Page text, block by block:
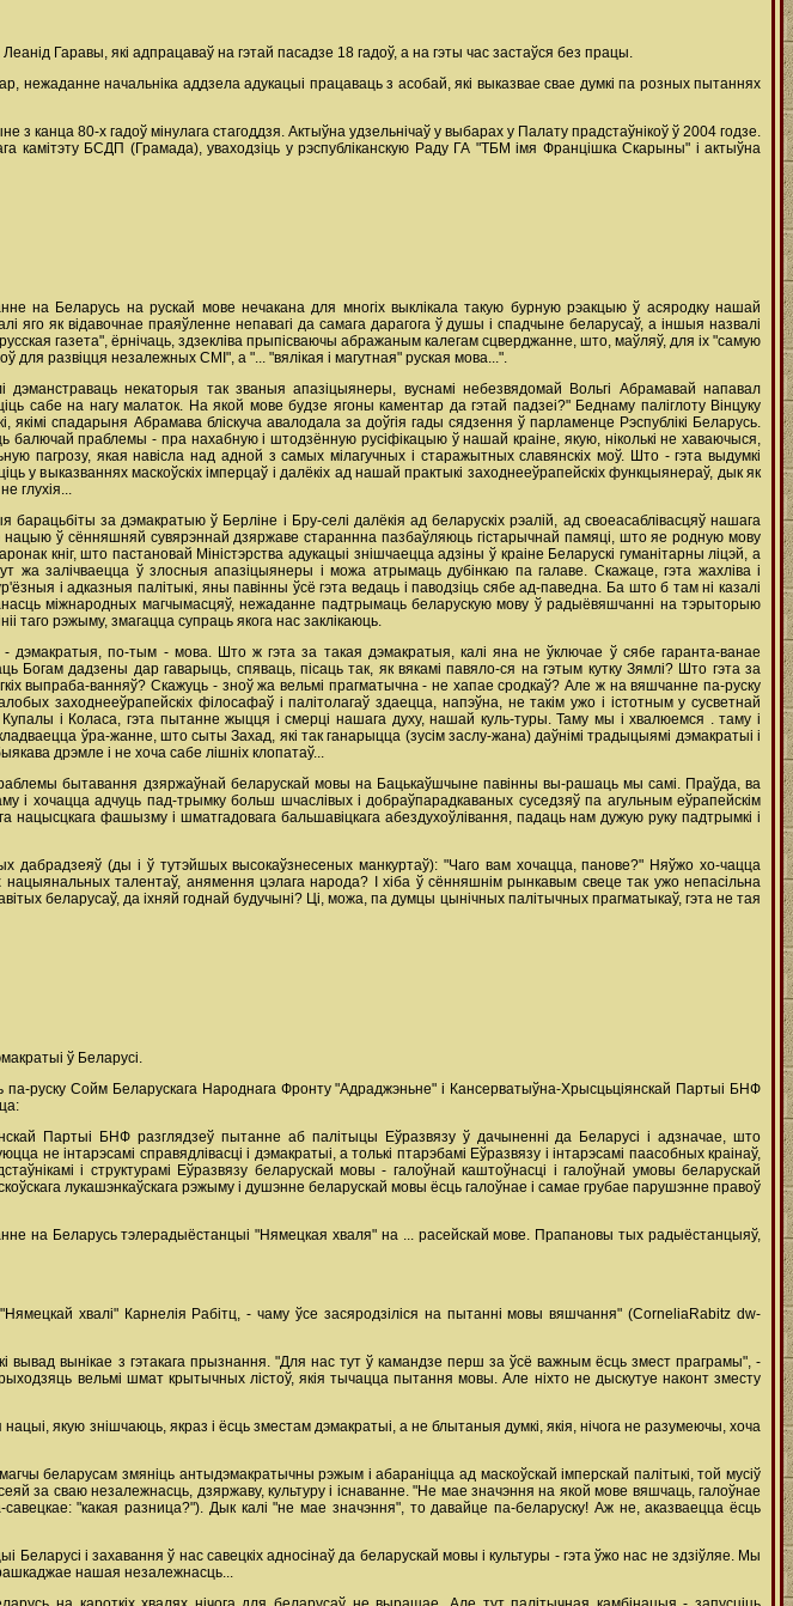
Гаравы, які адпрацаваў на гэтай пасадзе 18 гадоў, а на гэты час застаўся без працы.
нежаданне начальніка аддзела адукацыі працаваць з асобай, які выказвае свае думкі па розных пытаннях
80-х гадоў мінулага стагоддзя. Актыўна удзельнічаў у выбарах у Палату прадстаўнікоў ў 2004 годзе.
камітэту БСДП (Грамада), уваходзіць у рэспубліканскую Раду ГА "ТБМ імя Францішка Скарыны" і актыўна
на Беларусь на рускай мове нечакана для многіх выклікала такую бурную рэакцыю ў асяродку нашай
яго як відавочнае праяўленне непавагі да самага дарагога ў душы і спадчыне беларусаў, а іншыя назвалі
газета", ёрнічаць, здзекліва прыпісваючы абражаным калегам сцверджанне, што, маўляў, для іх "самую
для развіцця незалежных СМІ", а "... "вялікая і магутная" руская мова...".
дэманстраваць некаторыя так званыя апазіцыянеры, вуснамі небезвядомай Вольгі Абрамавай напавал
сабе на нагу малаток. На якой мове будзе ягоны каментар да гэтай падзеі?" Беднаму паліглоту Вінцуку
спадарыня Абрамава бліскуча авалодала за доўгія гады сядзення ў парламенце Рэспублікі Беларусь.
праблемы - пра нахабную і штодзённую русіфікацыю ў нашай краіне, якую, ніколькі не хаваючыся,
пагрозу, якая навісла над адной з самых мілагучных і старажытных славянскіх моў. Што - гэта выдумкі
у выказваннях маскоўскіх імперцаў і далёкіх ад нашай практыкі заходнееўрапейскіх функцыянераў, дык як
глухія...
за дэмакратыю ў Берліне і Бру-селі далёкія ад беларускіх рэалій, ад своеасаблівасцяў нашага
нацыю ў сённяшняй сувярэннай дзяржаве стараннна пазбаўляюць гістарычнай памяці, што яе родную мову
кніг, што пастановай Міністэрства адукацыі знішчаецца адзіны ў краіне Беларускі гуманітарны ліцэй, а
жа залічваецца ў злосныя апазіцыянеры і можа атрымаць дубінкаю па галаве. Скажаце, гэта жахліва і
і адказныя палітыкі, яны павінны ўсё гэта ведаць і паводзіць сябе ад-паведна. Ба што б там ні казалі
міжнародных магчымасцяў, нежаданне падтрымаць беларускую мову ў радыёвяшчанні на тэрыторыю
таго рэжыму, змагацца супраць якога нас заклікаюць.
по-тым - мова. Што ж гэта за такая дэмакратыя, калі яна не ўключае ў сябе гаранта-ванае
Богам дадзены дар гаварыць, спяваць, пісаць так, як вякамі павяло-ся на гэтым кутку Зямлі? Што гэта за
выпраба-ванняў? Скажуць - зноў жа вельмі прагматычна - не хапае сродкаў? Але ж на вяшчанне па-руску
заходнееўрапейскіх філосафаў і палітолагаў здаецца, напэўна, не такім ужо і істотным у сусветнай
Купалы і Коласа, гэта пытанне жыцця і смерці нашага духу, нашай куль-туры. Таму мы і хвалюемся . таму і
ўра-жанне, што сыты Захад, які так ганарыцца (зусім заслу-жана) даўнімі традыцыямі дэмакратыі і
дрэмле і не хоча сабе лішніх клопатаў...
бытавання дзяржаўнай беларускай мовы на Бацькаўшчыне павінны вы-рашаць мы самі. Праўда, ва
і хочацца адчуць пад-трымку больш шчаслівых і добраўпарадкаваных суседзяў па агульным еўрапейскім
нацысцкага фашызму і шматгадовага бальшавіцкага абездухоўлівання, падаць нам дужую руку падтрымкі і
(ды і ў тутэйшых высокаўзнесеных манкуртаў): "Чаго вам хочацца, панове?" Няўжо хо-чацца
талентаў, анямення цэлага народа? І хіба ў сённяшнім рынкавым свеце так ужо непасільна
беларусаў, да іхняй годнай будучыні? Ці, можа, па думцы цынічных палітычных прагматыкаў, гэта не тая
ў Беларусі.
руску Сойм Беларускага Народнага Фронту "Адраджэньне" і Кансерватыўна-Хрысцьціянскай Партыі БНФ
Партыі БНФ разглядзеў пытанне аб палітыцы Еўразвязу ў дачыненні да Беларусі і адзначае, што
не інтарэсамі справядлівасці і дэмакратыі, а толькі птарэбамі Еўразвязу і інтарэсамі паасобных краінаў,
і структурамі Еўразвязу беларускай мовы - галоўнай каштоўнасці і галоўнай умовы беларускай
лукашэнкаўскага рэжыму і душэнне беларускай мовы ёсць галоўнае і самае грубае парушэнне правоў
на Беларусь тэлерадыёстанцыі "Нямецкая хваля" на ... расейскай мове. Прапановы тых радыёстанцыяў,
хвалі" Карнелія Рабітц, - чаму ўсе засяродзіліся на пытанні мовы вяшчання" (CorneliaRabitz dw-
вывад вынікае з гэтакага прызнання. "Для нас тут ў камандзе перш за ўсё важным ёсць змест праграмы", -
вельмі шмат крытычных лістоў, якія тычацца пытання мовы. Але ніхто не дыскутуе наконт зместу
якую знішчаюць, якраз і ёсць зместам дэмакратыі, а не блытаныя думкі, якія, нічога не разумеючы, хоча
беларусам змяніць антыдэмакратычны рэжым і абараніцца ад маскоўскай імперскай палітыкі, той мусіў
за сваю незалежнасць, дзяржаву, культуру і існаванне. "Не мае значэння на якой мове вяшчаць, галоўнае
"какая разница?"). Дык калі "не мае значэння", то давайце па-беларуску! Аж не, аказваецца ёсць
і захавання ў нас савецкіх адносінаў да беларускай мовы і культуры - гэта ўжо нас не здзіўляе. Мы
нашая незалежнасць...